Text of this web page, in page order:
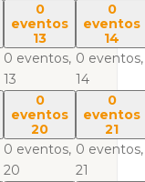
0
eventos
13
0 eventos,
13
0
eventos
14
0 eventos,
14
0
eventos
20
0 eventos,
20
0
eventos
21
0 eventos,
21